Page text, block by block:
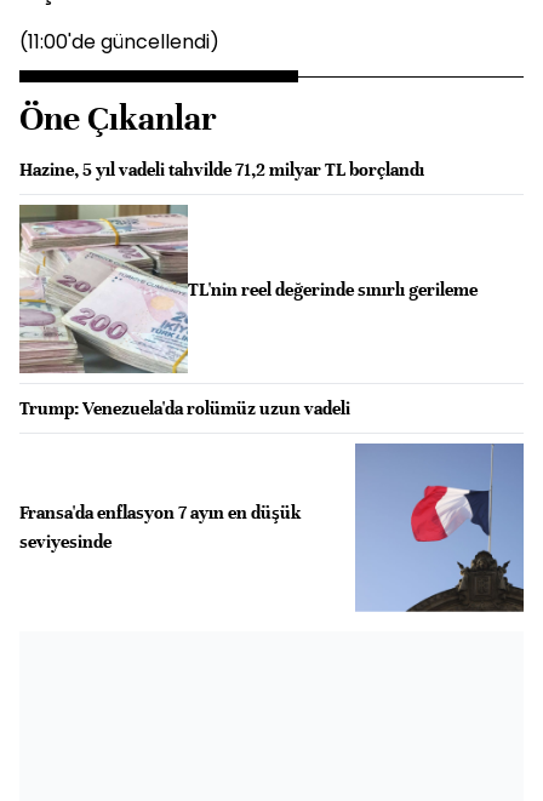
(11:00'de güncellendi)
Öne Çıkanlar
Hazine, 5 yıl vadeli tahvilde 71,2 milyar TL borçlandı
TL'nin reel değerinde sınırlı gerileme
Trump: Venezuela'da rolümüz uzun vadeli
Fransa'da enflasyon 7 ayın en düşük
seviyesinde